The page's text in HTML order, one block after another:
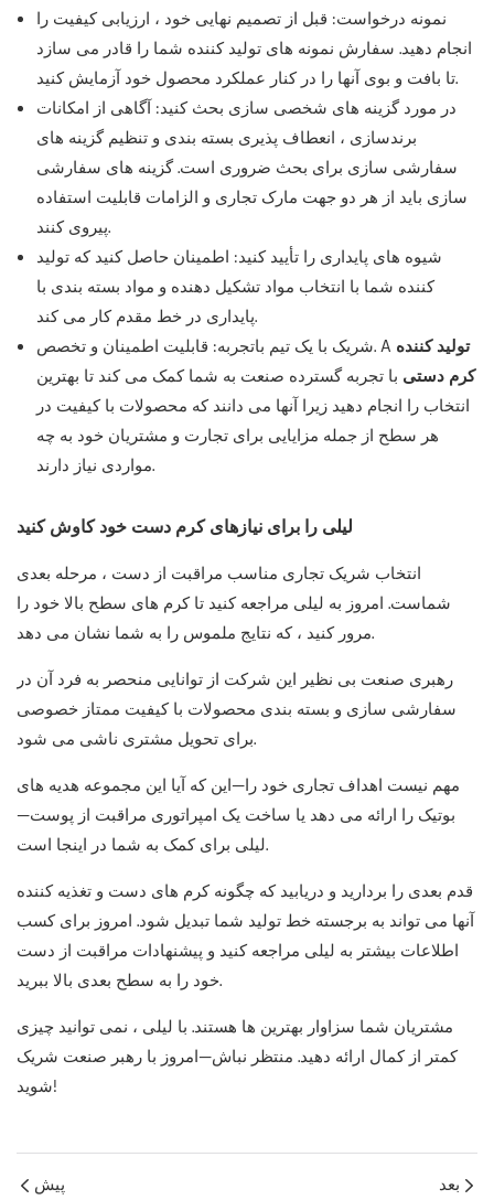
نمونه درخواست: قبل از تصمیم نهایی خود ، ارزیابی کیفیت را
انجام دهید. سفارش نمونه های تولید کننده شما را قادر می سازد
تا بافت و بوی آنها را در کنار عملکرد محصول خود آزمایش کنید.
در مورد گزینه های شخصی سازی بحث کنید: آگاهی از امکانات
برندسازی ، انعطاف پذیری بسته بندی و تنظیم گزینه های
سفارشی سازی برای بحث ضروری است. گزینه های سفارشی
سازی باید از هر دو جهت مارک تجاری و الزامات قابلیت استفاده
پیروی کنند.
شیوه های پایداری را تأیید کنید: اطمینان حاصل کنید که تولید
کننده شما با انتخاب مواد تشکیل دهنده و مواد بسته بندی با
پایداری در خط مقدم کار می کند.
شریک با یک تیم باتجربه: قابلیت اطمینان و تخصص. A تولید کننده
کرم دستی با تجربه گسترده صنعت به شما کمک می کند تا بهترین
انتخاب را انجام دهید زیرا آنها می دانند که محصولات با کیفیت در
هر سطح از جمله مزایایی برای تجارت و مشتریان خود به چه
مواردی نیاز دارند.
لیلی را برای نیازهای کرم دست خود کاوش کنید
انتخاب شریک تجاری مناسب مراقبت از دست ، مرحله بعدی
شماست. امروز به لیلی مراجعه کنید تا کرم های سطح بالا خود را
مرور کنید ، که نتایج ملموس را به شما نشان می دهد.
رهبری صنعت بی نظیر این شرکت از توانایی منحصر به فرد آن در
سفارشی سازی و بسته بندی محصولات با کیفیت ممتاز خصوصی
برای تحویل مشتری ناشی می شود.
مهم نیست اهداف تجاری خود را—این که آیا این مجموعه هدیه های
بوتیک را ارائه می دهد یا ساخت یک امپراتوری مراقبت از پوست—
لیلی برای کمک به شما در اینجا است.
قدم بعدی را بردارید و دریابید که چگونه کرم های دست و تغذیه کننده
آنها می تواند به برجسته خط تولید شما تبدیل شود. امروز برای کسب
اطلاعات بیشتر به لیلی مراجعه کنید و پیشنهادات مراقبت از دست
خود را به سطح بعدی بالا ببرید.
مشتریان شما سزاوار بهترین ها هستند. با لیلی ، نمی توانید چیزی
کمتر از کمال ارائه دهید. منتظر نباش—امروز با رهبر صنعت شریک
شوید!
پیش بعد